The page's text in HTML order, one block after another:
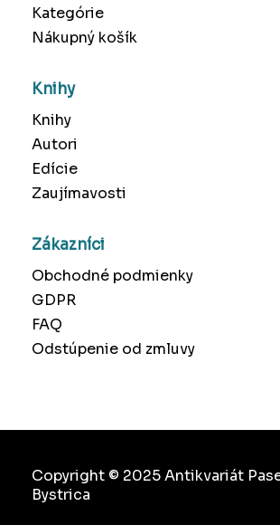
Kategórie
Nákupný košík
Knihy
Knihy
Autori
Edície
Zaujímavosti
Zákazníci
Obchodné podmienky
GDPR
FAQ
Odstúpenie od zmluvy
Copyright © 2025 Antikvariát
Bystrica